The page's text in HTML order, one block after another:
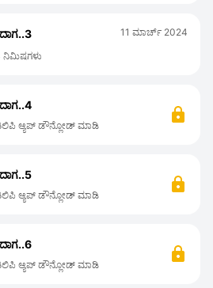
ನಿಮಿಷಗಳು
11 ಮಾರ್ಚ್ 2024
ಆ್ಯಪ್ ಡೌನ್ಲೋಡ್ ಮಾಡಿ
ಆ್ಯಪ್ ಡೌನ್ಲೋಡ್ ಮಾಡಿ
ಆ್ಯಪ್ ಡೌನ್ಲೋಡ್ ಮಾಡಿ